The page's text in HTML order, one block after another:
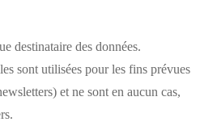
destinataire des données.
sont utilisées pour les fins prévues
et ne sont en aucun cas,